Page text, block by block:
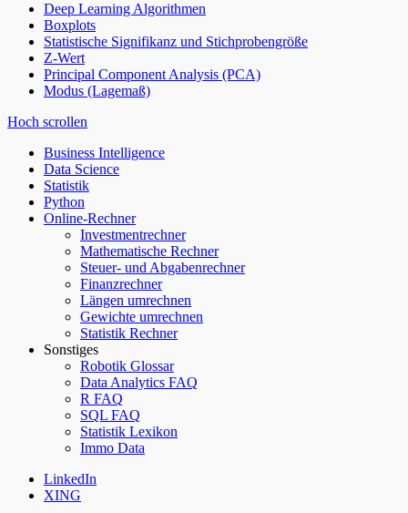
Deep Learning Algorithmen
Boxplots
Statistische Signifikanz und Stichprobengröße
Z-Wert
Principal Component Analysis (PCA)
Modus (Lagemaß)
Hoch scrollen
Business Intelligence
Data Science
Statistik
Python
Online-Rechner
Investmentrechner
Mathematische Rechner
Steuer- und Abgabenrechner
Finanzrechner
Längen umrechnen
Gewichte umrechnen
Statistik Rechner
Sonstiges
Robotik Glossar
Data Analytics FAQ
R FAQ
SQL FAQ
Statistik Lexikon
Immo Data
LinkedIn
XING